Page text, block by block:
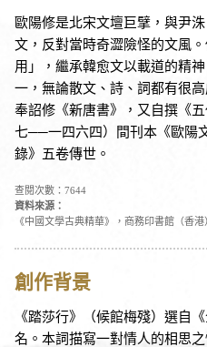
歐陽修是北宋文壇巨擘，與尹
文，反對當時奇澀險怪的文風
用」，繼承韓愈文以載道的精
一，無論散文、詩、詞都有很
奉詔修《新唐書》，又自撰《
七──一四六四）間刊本《歐陽
錄》五卷傳世。
查閱次數：7644
資料來源：
《中國文學古典精華》，商務印書館（香港
創作背景
《踏莎行》（候館梅殘）選自
名。本詞描寫一對情人的相思